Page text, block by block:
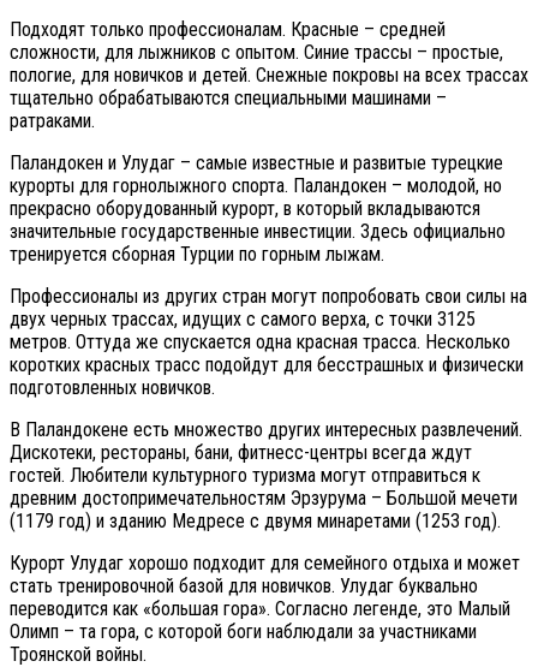
Подходят только профессионалам. Красные – средней
сложности, для лыжников с опытом. Синие трассы – простые,
пологие, для новичков и детей. Снежные покровы на всех трассах
тщательно обрабатываются специальными машинами –
ратраками.
Паландокен и Улудаг – самые известные и развитые турецкие
курорты для горнолыжного спорта. Паландокен – молодой, но
прекрасно оборудованный курорт, в который вкладываются
значительные государственные инвестиции. Здесь официально
тренируется сборная Турции по горным лыжам.
Профессионалы из других стран могут попробовать свои силы на
двух черных трассах, идущих с самого верха, с точки 3125
метров. Оттуда же спускается одна красная трасса. Несколько
коротких красных трасс подойдут для бесстрашных и физически
подготовленных новичков.
В Паландокене есть множество других интересных развлечений.
Дискотеки, рестораны, бани, фитнесс-центры всегда ждут
гостей. Любители культурного туризма могут отправиться к
древним достопримечательностям Эрзурума – Большой мечети
(1179 год) и зданию Медресе с двумя минаретами (1253 год).
Курорт Улудаг хорошо подходит для семейного отдыха и может
стать тренировочной базой для новичков. Улудаг буквально
переводится как «большая гора». Согласно легенде, это Малый
Олимп – та гора, с которой боги наблюдали за участниками
Троянской войны.